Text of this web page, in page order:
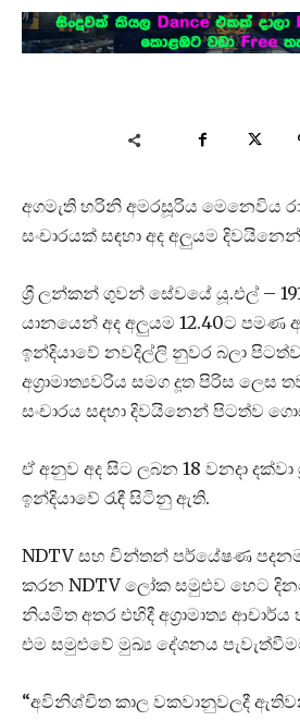
අගමැති හරිනි අමරසූරිය මෙනෙවිය
සංචාරයක් සඳහා අද අලුයම
ශ්‍රී ලන්කන් ගුවන් සේවයේ යූ.එල් –
යානයෙන් අද අලුයම 12.40ට පමණ
ඉන්දියාවේ නවදිල්ලි නුවර බලා
අග්‍රාමාත්‍යවරිය සමග දූත පිරිස ලෙස
සංචාරය සඳහා දිවයිනෙන් පිටත්ව
ඒ අනුව අද සිට ලබන 18 වනදා දක්වා
ඉන්දියාවේ රැඳී සිටිනු ඇති.
NDTV සහ චින්තන් පර්යේෂණ
කරන NDTV ලෝක සමුළුව හෙට
නියමිත අතර එහිදී අග්‍රාමාත්‍ය
එම සමුළුවේ මුඛ්‍ය දේශනය
“අවිනිශ්චිත කාල වකවානුවලදී